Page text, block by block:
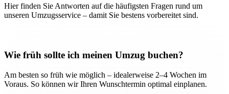
Hier finden Sie Antworten auf die häufigsten Fragen rund um
unseren Umzugsservice – damit Sie bestens vorbereitet sind.
Wie früh sollte ich meinen Umzug buchen?
Am besten so früh wie möglich – idealerweise 2–4 Wochen im
Voraus. So können wir Ihren Wunschtermin optimal einplanen.